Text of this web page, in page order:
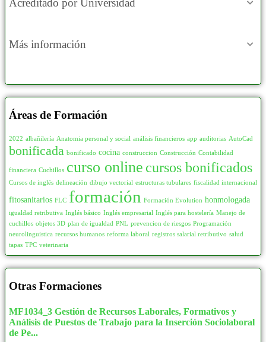
Acreditado por Universidad
Más información
Áreas de Formación
2022 albañilería Anatomia personal y social análisis financieros app auditorias AutoCad
bonificada bonificado cocina construccion Construcción Contabilidad
financiera Cuchillos curso online cursos bonificados
Cursos de inglés delineación dibujo vectorial estructuras tubulares fiscalidad internacional
fitosanitarios FLC formación Formación Evolution honmologada
igualdad retributiva Inglés básico Inglés empresarial Inglés para hostelería Manejo de
cuchillos objetos 3D plan de igualdad PNL prevencion de riesgos Programación
neurolinguistica recursos humanos reforma laboral registros salarial retributivo salud
tapas TPC veterinaria
Otras Formaciones
MF1034_3 Gestión de Recursos Laborales, Formativos y
Análisis de Puestos de Trabajo para la Inserción Sociolaboral
de Pe...